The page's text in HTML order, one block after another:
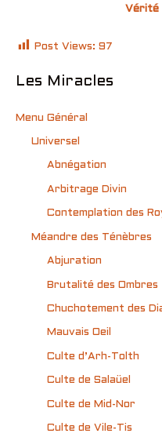
Vérité
Post Views: 97
Les Miracles
Menu Général
Universel
Abnégation
Arbitrage Divin
Contemplation des
Méandre des Ténèbres
Abjuration
Brutalité des Ombres
Chuchotement des
Mauvais Oeil
Culte d’Arh-Tolth
Culte de Salaüel
Culte de Mid-Nor
Culte de Vile-Tis